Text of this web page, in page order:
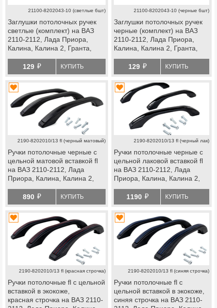
21100-8202043-10 (светлые 6шт)
Заглушки потолочных ручек
светлые (комплект) на ВАЗ
2110-2112, Лада Приора,
Калина, Калина 2, Гранта,
Нива Легенд, Нива Тревел,
Шевроле Нива, datsun
129 й КУПИТЬ
21100-8202043-10 (черные 6шт)
Заглушки потолочных ручек
черные (комплект) на ВАЗ
2110-2112, Лада Приора,
Калина, Калина 2, Гранта,
Нива Легенд, Нива Тревел,
Шевроле Нива, datsun
129 й КУПИТЬ
2190-8202010/13 fl (черный матовый)
Ручки потолочные черные с
цельной матовой вставкой fl
на ВАЗ 2110-2112, Лада
Приора, Калина, Калина 2,
2019 г.в., Нива Легенд, Нива
Тревел, Шевроле Нива,
datsun
890 й КУПИТЬ
2190-8202010/13 fl (черный лак)
Ручки потолочные черные с
цельной лаковой вставкой fl
на ВАЗ 2110-2112, Лада
Приора, Калина, Калина 2,
2019 г.в., Нива Легенд, Нива
Тревел, Шевроле Нива,
datsun
1190 й КУПИТЬ
2190-8202010/13 fl (красная строчка)
Ручки потолочные fl с цельной
вставкой в экокоже,
красная строчка на ВАЗ 2110-
2190-8202010/13 fl (синяя строчка)
Ручки потолочные fl с
цельной вставкой в экокоже,
синяя строчка на ВАЗ 2110-